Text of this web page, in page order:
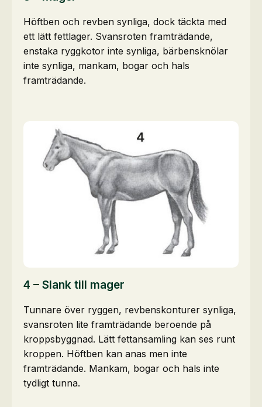
Höftben och revben synliga, dock täckta med
ett lätt fettlager. Svansroten framträdande,
enstaka ryggkotor inte synliga, bärbensknölar
inte synliga, mankam, bogar och hals
framträdande.
4 – Slank till mager
Tunnare över ryggen, revbenskonturer synliga,
svansroten lite framträdande beroende på
kroppsbyggnad. Lätt fettansamling kan ses runt
kroppen. Höftben kan anas men inte
framträdande. Mankam, bogar och hals inte
tydligt tunna.